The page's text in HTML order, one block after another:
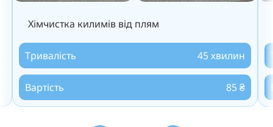
Хімчистка килимів від плям
Тривалість 45 хвилин
Вартість 85 ₴